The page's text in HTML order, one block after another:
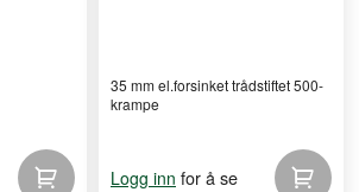
35 mm el.forsinket trådstiftet 500-
krampe
Logg inn for å se